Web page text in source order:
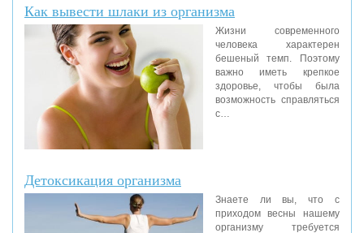
Как вывести шлаки из организма
Жизни современного
человека характерен
бешеный темп. Поэтому
важно иметь крепкое
здоровье, чтобы была
возможность справляться
с…
Детоксикация организма
Знаете ли вы, что с
приходом весны нашему
организму требуется